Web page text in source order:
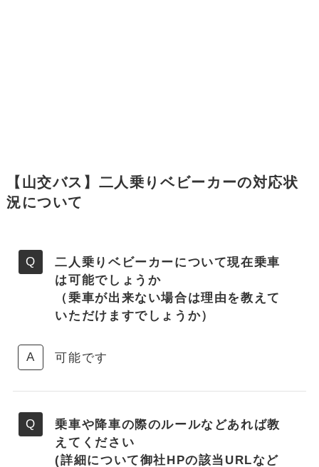
【山交バス】二人乗りベビーカーの対応状
況について
二人乗りベビーカーについて現在乗車
は可能でしょうか
（乗車が出来ない場合は理由を教えて
いただけますでしょうか）
可能です
乗車や降車の際のルールなどあれば教
えてください
(詳細について御社HPの該当URLなど